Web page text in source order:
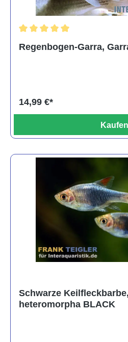
Regenbogen-Garra,
14,99 €*
Kaufen
Schwarze
heteromorpha BLACK